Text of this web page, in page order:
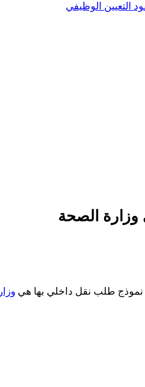
التعيين الوظيفي
الصحة
نموذج طلب نقل داخلي بها هي